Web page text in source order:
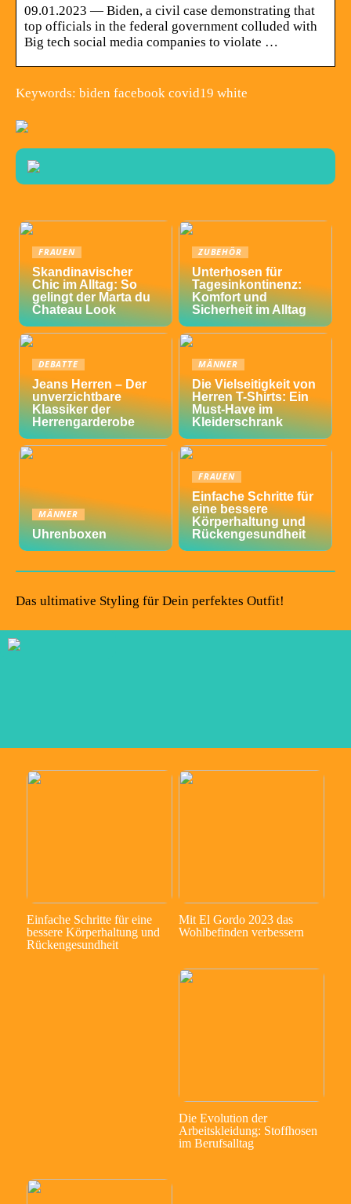
09.01.2023 — Biden, a civil case demonstrating that
top officials in the federal government colluded with
Big tech social media companies to violate …
Keywords: biden facebook covid19 white
FRAUEN
Skandinavischer
Chic im Alltag: So
gelingt der Marta du
Chateau Look
ZUBEHÖR
Unterhosen für
Tagesinkontinenz:
Komfort und
Sicherheit im Alltag
DEBATTE
Jeans Herren – Der
unverzichtbare
Klassiker der
Herrengarderobe
MÄNNER
Die Vielseitigkeit von
Herren T-Shirts: Ein
Must-Have im
Kleiderschrank
MÄNNER
Uhrenboxen
FRAUEN
Einfache Schritte für
eine bessere
Körperhaltung und
Rückengesundheit
Das ultimative Styling für Dein perfektes Outfit!
Einfache Schritte für eine
bessere Körperhaltung und
Rückengesundheit
Mit El Gordo 2023 das
Wohlbefinden verbessern
Die Evolution der
Arbeitskleidung: Stoffhosen
im Berufsalltag